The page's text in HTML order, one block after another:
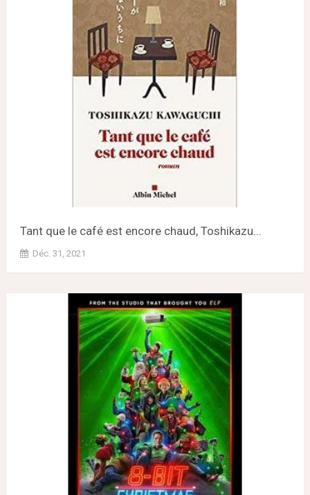
Tant que le café est encore chaud, Toshikazu...
Déc. 31, 2021